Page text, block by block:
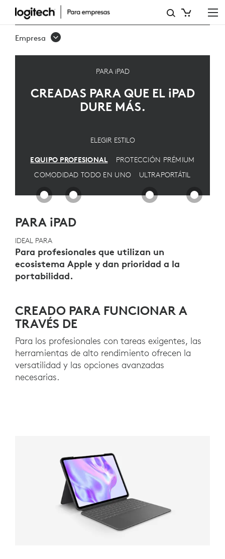
CONFIGURACIÓN
DE
IPAD
Empresa
PARA iPAD
CREADAS PARA QUE EL iPAD
DURE MÁS.
ELEGIR ESTILO
EQUIPO PROFESIONAL
PROTECCIÓN PRÉMIUM
COMODIDAD TODO EN UNO
ULTRAPORTÁTIL
PARA iPAD
IDEAL PARA
Para profesionales que utilizan un
ecosistema Apple y dan prioridad a la
portabilidad.
CREADO PARA FUNCIONAR A
TRAVÉS DE
Para los profesionales con tareas exigentes, las
herramientas de alto rendimiento ofrecen la
versatilidad y las opciones avanzadas
necesarias.